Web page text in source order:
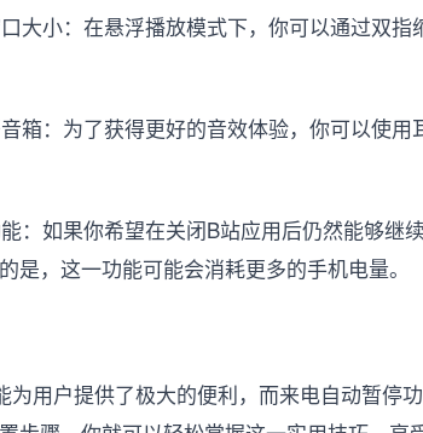
大小：在悬浮播放模式下，你可以通过双
箱：为了获得更好的音效体验，你可以使
：如果你希望在关闭B站应用后仍然能够继
是，这一功能可能会消耗更多的手机电量。
为用户提供了极大的便利，而来电自动暂停